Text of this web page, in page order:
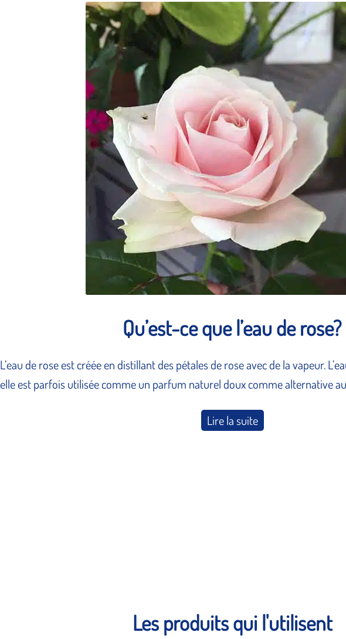
Qu’est-ce que l’eau de rose?
L’eau de rose est créée en distillant des pétales de rose avec de la vapeur.
elle est parfois utilisée comme un parfum naturel doux comme alternative
Lire la suite
Les produits qui l'utilisent